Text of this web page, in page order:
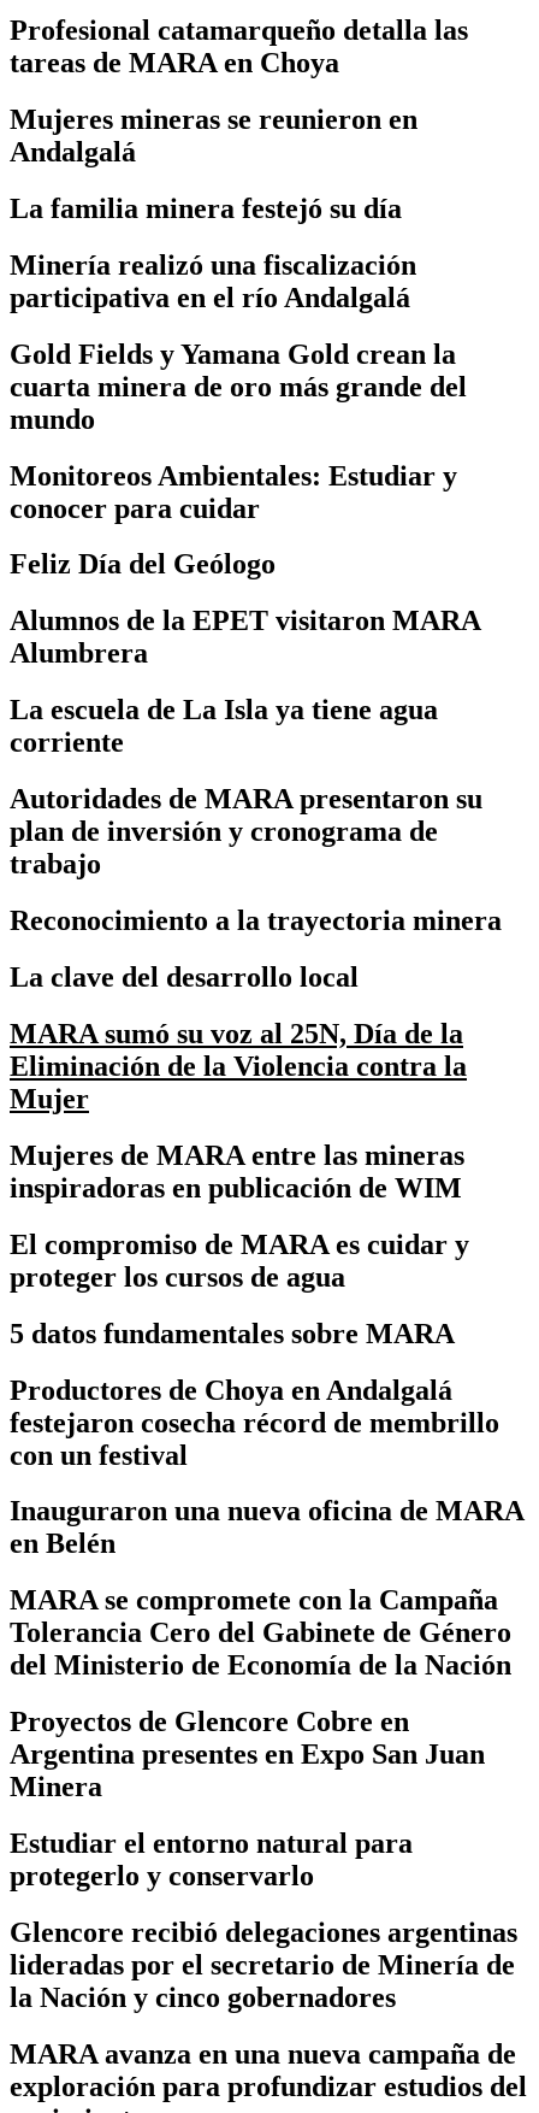
Profesional catamarqueño detalla las
tareas de MARA en Choya
Mujeres mineras se reunieron en
Andalgalá
La familia minera festejó su día
Minería realizó una fiscalización
participativa en el río Andalgalá
Gold Fields y Yamana Gold crean la
cuarta minera de oro más grande del
mundo
Monitoreos Ambientales: Estudiar y
conocer para cuidar
Feliz Día del Geólogo
Alumnos de la EPET visitaron MARA
Alumbrera
La escuela de La Isla ya tiene agua
corriente
Autoridades de MARA presentaron su
plan de inversión y cronograma de
trabajo
Reconocimiento a la trayectoria minera
La clave del desarrollo local
MARA sumó su voz al 25N, Día de la
Eliminación de la Violencia contra la
Mujer
Mujeres de MARA entre las mineras
inspiradoras en publicación de WIM
El compromiso de MARA es cuidar y
proteger los cursos de agua
5 datos fundamentales sobre MARA
Productores de Choya en Andalgalá
festejaron cosecha récord de membrillo
con un festival
Inauguraron una nueva oficina de MARA
en Belén
MARA se compromete con la Campaña
Tolerancia Cero del Gabinete de Género
del Ministerio de Economía de la Nación
Proyectos de Glencore Cobre en
Argentina presentes en Expo San Juan
Minera
Estudiar el entorno natural para
protegerlo y conservarlo
Glencore recibió delegaciones argentinas
lideradas por el secretario de Minería de
la Nación y cinco gobernadores
MARA avanza en una nueva campaña de
exploración para profundizar estudios del